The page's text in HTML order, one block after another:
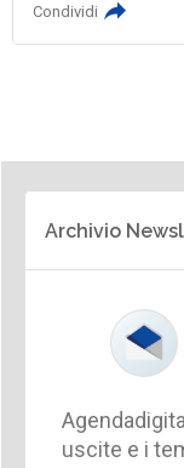
Condividi
Archivio
uscite e i